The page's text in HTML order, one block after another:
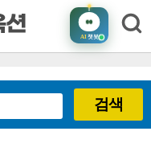
AI챗봇
검색